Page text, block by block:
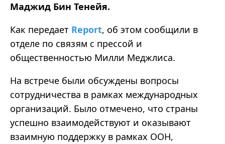
Маджид Бин Тенейя.
Как передает Report, об этом сообщили в
отделе по связям с прессой и
общественностью Милли Меджлиса.
На встрече были обсуждены вопросы
сотрудничества в рамках международных
организаций. Было отмечено, что страны
успешно взаимодействуют и оказывают
взаимную поддержку в рамках ООН,